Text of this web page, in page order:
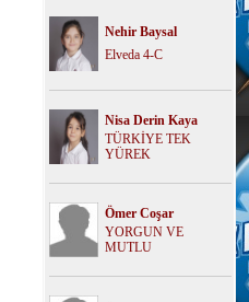
Nehir Baysal
Elveda 4-C
Nisa Derin Kaya
TÜRKİYE TEK
YÜREK
Ömer Coşar
YORGUN VE
MUTLU